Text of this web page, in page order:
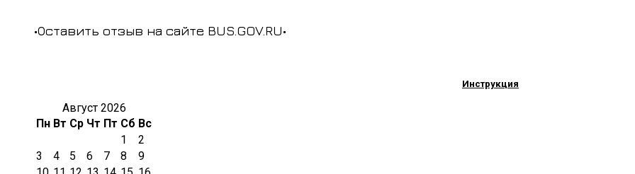
•Оставить отзыв на сайте BUS.GOV.RU•
Инструкция
Август 2026
Пн Вт Ср Чт Пт Сб Вс
1
2
3
4 5 6 7 8
9